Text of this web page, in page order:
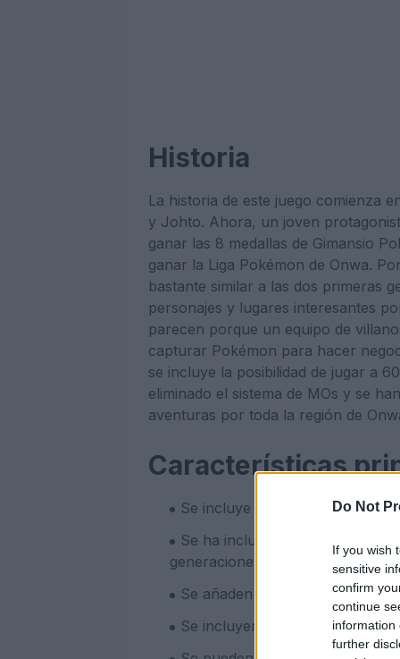
Do Not
If you wish
sensitive
confirm
continue
information
further
Historia
La historia de este juego comienza
y Johto. Ahora, un joven
ganar las 8 medallas de Gimansio
ganar la Liga Pokémon de Onwa.
bastante similar a las dos primeras
personajes y lugares interesantes
parecen porque un equipo de
capturar Pokémon para hacer
se incluye la posibilidad de jugar a
eliminado el sistema de MOs y se
aventuras por toda la región de
Características
Se incluye una historia
Se ha incluido una nueva
generaciones.
Se añaden la posibilidad de
Se incluyen nuevos desafíos y